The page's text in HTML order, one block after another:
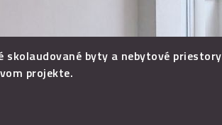
skolaudované byty a nebytové priestory
projekte.